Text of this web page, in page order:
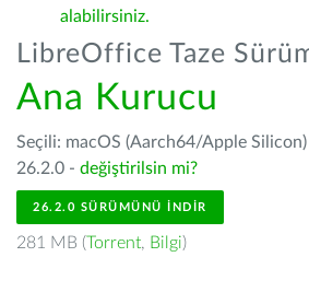
alabilirsiniz.
LibreOffice Taze
Ana Kurucu
Seçili: macOS (Aarch64/Apple
26.2.0 - değiştirilsin mi?
26.2.0 SÜRÜMÜNÜ İNDIR
281 MB (Torrent, Bilgi)